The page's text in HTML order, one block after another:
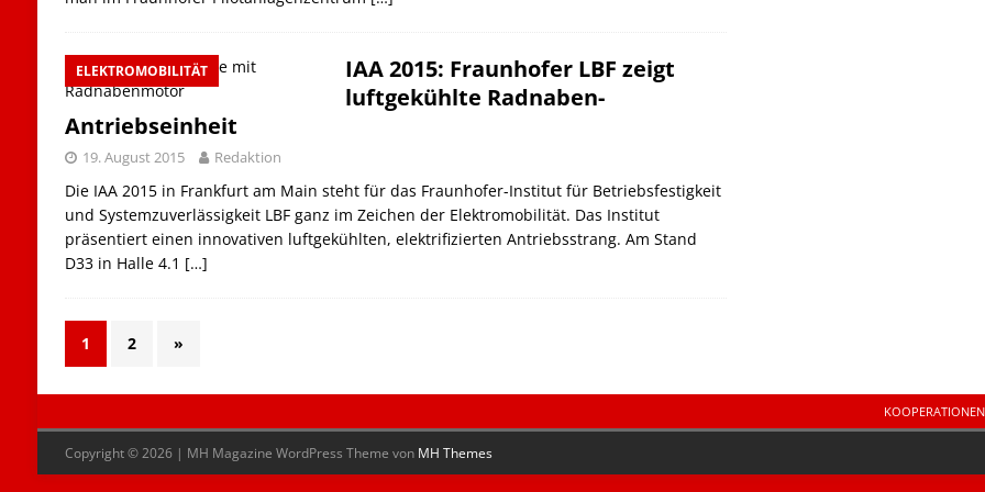
ELEKTROMOBILITÄT
IAA 2015: Fraunhofer LBF zeigt
luftgekühlte Radnaben-
Antriebseinheit
19. August 2015 Redaktion
Die IAA 2015 in Frankfurt am Main steht für das Fraunhofer-Institut für Betriebsfestigkeit
und Systemzuverlässigkeit LBF ganz im Zeichen der Elektromobilität. Das Institut
präsentiert einen innovativen luftgekühlten, elektrifizierten Antriebsstrang. Am Stand
D33 in Halle 4.1 […]
1 2 »
Copyright © 2026 | MH Magazine WordPress Theme von MH Themes